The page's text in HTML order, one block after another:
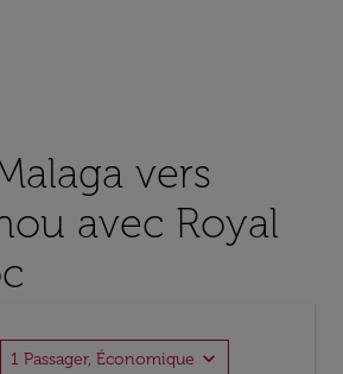
vers
avec Royal
1 Passager, Économique expand_more